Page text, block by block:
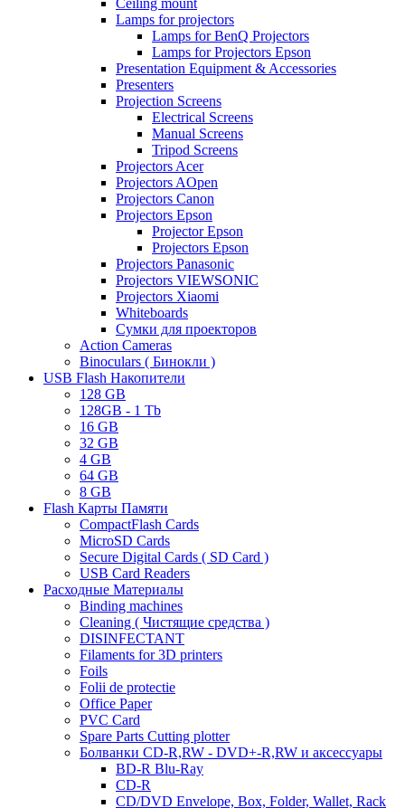
Ceiling mount
Lamps for projectors
Lamps for BenQ Projectors
Lamps for Projectors Epson
Presentation Equipment & Accessories
Presenters
Projection Screens
Electrical Screens
Manual Screens
Tripod Screens
Projectors Acer
Projectors AOpen
Projectors Canon
Projectors Epson
Projector Epson
Projectors Epson
Projectors Panasonic
Projectors VIEWSONIC
Projectors Xiaomi
Whiteboards
Сумки для проекторов
Action Cameras
Binoculars ( Бинокли )
USB Flash Накопители
128 GB
128GB - 1 Tb
16 GB
32 GB
4 GB
64 GB
8 GB
Flash Карты Памяти
CompactFlash Cards
MicroSD Cards
Secure Digital Cards ( SD Card )
USB Card Readers
Расходные Материалы
Binding machines
Cleaning ( Чистящие средства )
DISINFECTANT
Filaments for 3D printers
Foils
Folii de protectie
Office Paper
PVC Card
Spare Parts Cutting plotter
Болванки CD-R,RW - DVD+-R,RW и аксессуары
BD-R Blu-Ray
CD-R
CD/DVD Envelope, Box, Folder, Wallet, Rack